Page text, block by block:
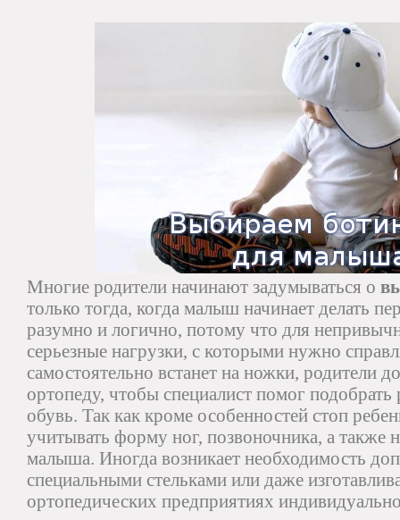
Многие родители начинают задумываться о
только тогда, когда малыш начинает делать
разумно и логично, потому что для
серьезные нагрузки, с которыми нужно
самостоятельно встанет на ножки, родители
ортопеду, чтобы специалист помог
обувь. Так как кроме особенностей стоп
учитывать форму ног, позвоночника, а также
малыша. Иногда возникает необходимость
специальными стельками или даже
ортопедических предприятиях